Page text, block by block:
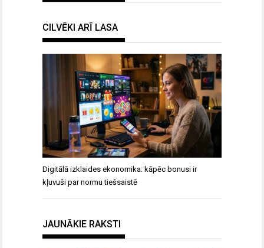
CILVĒKI ARĪ LASA
Digitālā izklaides ekonomika: kāpēc bonusi ir
kļuvuši par normu tiešsaistē
JAUNĀKIE RAKSTI